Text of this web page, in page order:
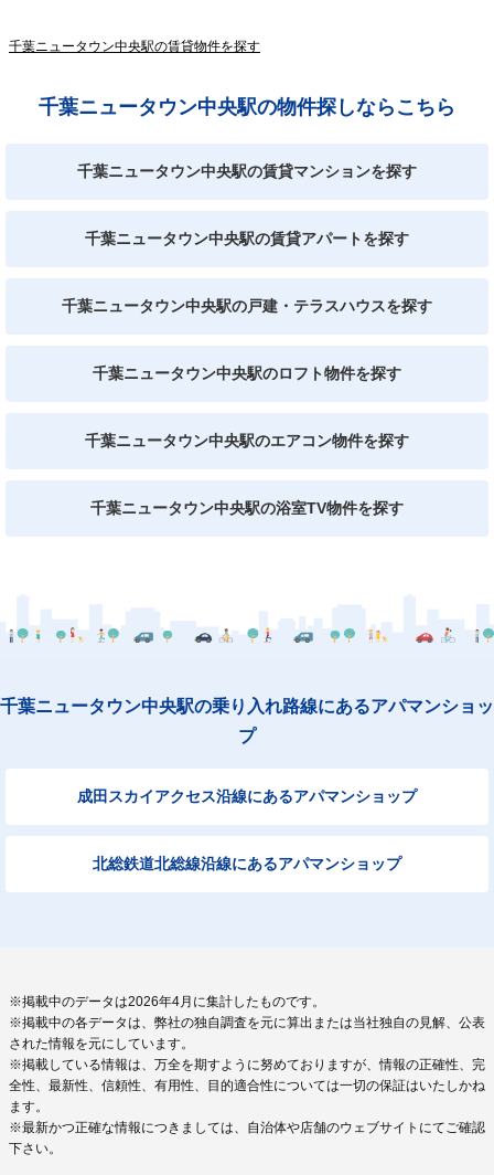
千葉ニュータウン中央駅の賃貸物件を探す
千葉ニュータウン中央駅の物件探しならこちら
千葉ニュータウン中央駅の賃貸マンションを探す
千葉ニュータウン中央駅の賃貸アパートを探す
千葉ニュータウン中央駅の戸建・テラスハウスを探す
千葉ニュータウン中央駅のロフト物件を探す
千葉ニュータウン中央駅のエアコン物件を探す
千葉ニュータウン中央駅の浴室TV物件を探す
千葉ニュータウン中央駅の乗り入れ路線にあるアパマンショッ
プ
成田スカイアクセス沿線にあるアパマンショップ
北総鉄道北総線沿線にあるアパマンショップ
※掲載中のデータは2026年4月に集計したものです。
※掲載中の各データは、弊社の独自調査を元に算出または当社独自の見解、公表
された情報を元にしています。
※掲載している情報は、万全を期すように努めておりますが、情報の正確性、完
全性、最新性、信頼性、有用性、目的適合性については一切の保証はいたしかね
ます。
※最新かつ正確な情報につきましては、自治体や店舗のウェブサイトにてご確認
下さい。